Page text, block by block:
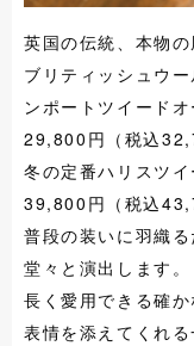
英国の伝統、本物の
ブリティッシュウ
ンポートツイード
29,800円（税込
冬の定番ハリスツ
39,800円（税込
普段の装いに羽織
堂々と演出します。
長く愛用できる確
表情を添えてくれる